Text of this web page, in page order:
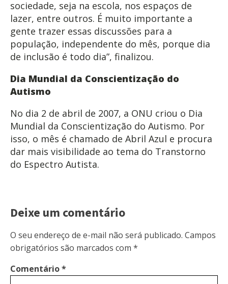
sociedade, seja na escola, nos espaços de
lazer, entre outros. É muito importante a
gente trazer essas discussões para a
população, independente do mês, porque dia
de inclusão é todo dia”, finalizou.
Dia Mundial da Conscientização do
Autismo
No dia 2 de abril de 2007, a ONU criou o Dia
Mundial da Conscientização do Autismo. Por
isso, o mês é chamado de Abril Azul e procura
dar mais visibilidade ao tema do Transtorno
do Espectro Autista.
Deixe um comentário
O seu endereço de e-mail não será publicado. Campos
obrigatórios são marcados com *
Comentário*